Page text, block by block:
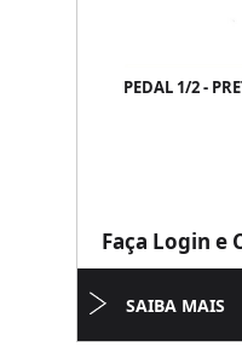
PEDAL 1/2 -
Faça Login e
SAIBA MAIS